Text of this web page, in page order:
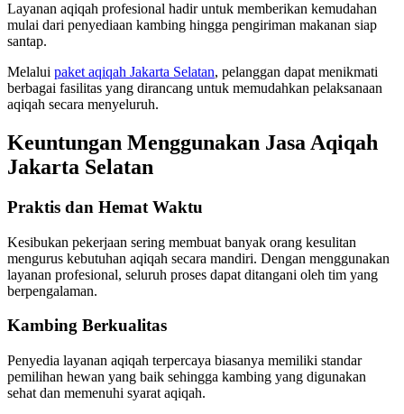
Layanan aqiqah profesional hadir untuk memberikan kemudahan
mulai dari penyediaan kambing hingga pengiriman makanan siap
santap.
Melalui paket aqiqah Jakarta Selatan, pelanggan dapat menikmati
berbagai fasilitas yang dirancang untuk memudahkan pelaksanaan
aqiqah secara menyeluruh.
Keuntungan Menggunakan Jasa Aqiqah
Jakarta Selatan
Praktis dan Hemat Waktu
Kesibukan pekerjaan sering membuat banyak orang kesulitan
mengurus kebutuhan aqiqah secara mandiri. Dengan menggunakan
layanan profesional, seluruh proses dapat ditangani oleh tim yang
berpengalaman.
Kambing Berkualitas
Penyedia layanan aqiqah terpercaya biasanya memiliki standar
pemilihan hewan yang baik sehingga kambing yang digunakan
sehat dan memenuhi syarat aqiqah.